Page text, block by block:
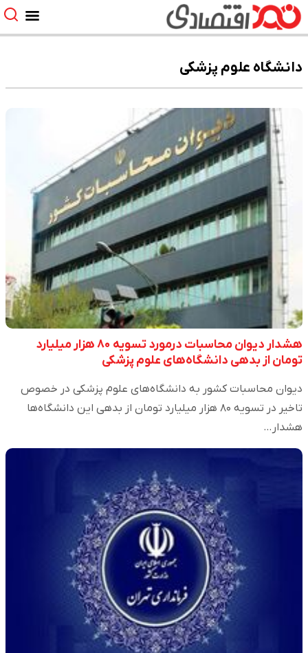
دانشگاه علوم پزشکی
هشدار دیوان محاسبات درمورد تسویه ۸۰ هزار میلیارد
تومان از بدهی دانشگاه‌های علوم پزشکی
دیوان محاسبات کشور به دانشگاه‌های علوم پزشکی در خصوص
تاخیر در تسویه ۸۰ هزار میلیارد تومان از بدهی این دانشگاه‌ها
هشدار…